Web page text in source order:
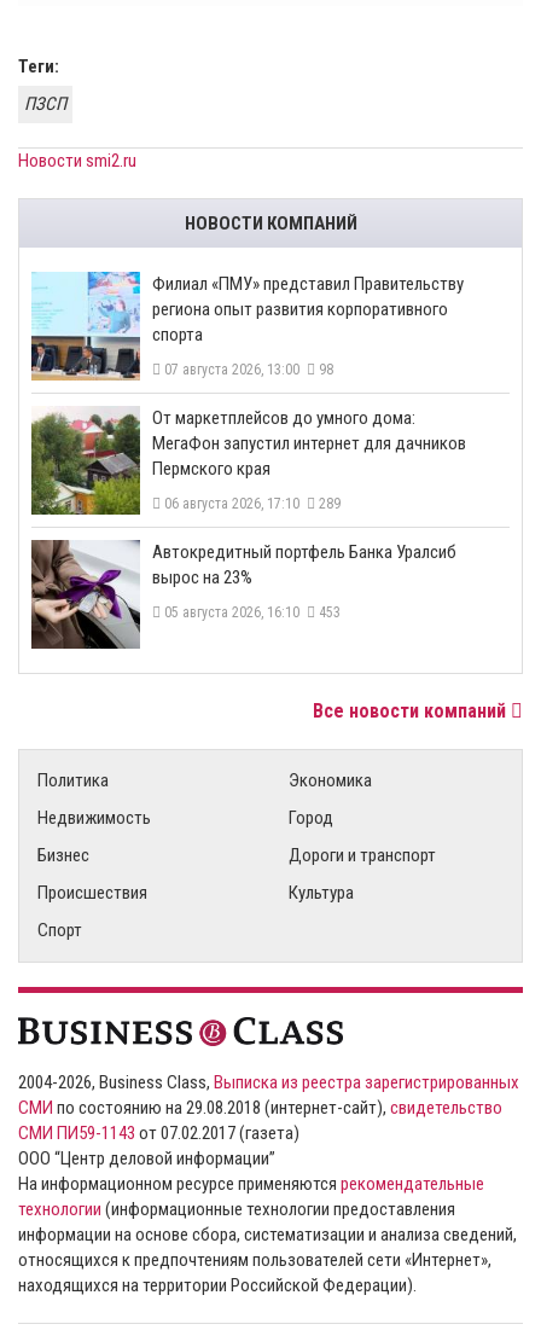
Теги:
ПЗСП
Новости smi2.ru
НОВОСТИ КОМПАНИЙ
​Филиал «ПМУ» представил Правительству
региона опыт развития корпоративного
спорта
07 августа 2026, 13:00 98
От маркетплейсов до умного дома:
МегаФон запустил интернет для дачников
Пермского края
06 августа 2026, 17:10 289
​Автокредитный портфель Банка Уралсиб
вырос на 23%
05 августа 2026, 16:10 453
Все новости компаний
Политика
Экономика
Недвижимость
Город
Бизнес
Дороги и транспорт
Происшествия
Культура
Спорт
2004-2026, Business Class, Выписка из реестра зарегистрированных
СМИ по состоянию на 29.08.2018 (интернет-сайт), свидетельство
СМИ ПИ59-1143 от 07.02.2017 (газета)
ООО “Центр деловой информации”
На информационном ресурсе применяются рекомендательные
технологии (информационные технологии предоставления
информации на основе сбора, систематизации и анализа сведений,
относящихся к предпочтениям пользователей сети «Интернет»,
находящихся на территории Российской Федерации).